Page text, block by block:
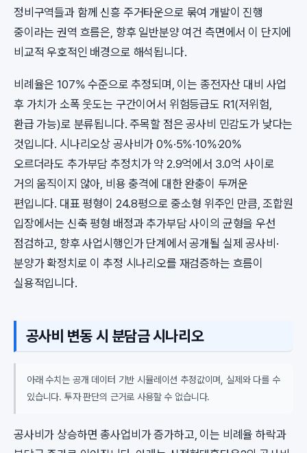
정비구역들과 함께 신흥 주거타운으로 묶여 개발이 진행
중이라는 권역 흐름은, 향후 일반분양 여건 측면에서 이 단지에
비교적 우호적인 배경으로 해석됩니다.
비례율은 107% 수준으로 추정되며, 이는 종전자산 대비 사업
후 가치가 소폭 웃도는 구간이어서 위험등급도 R1(저위험,
환급 가능)로 분류됩니다. 주목할 점은 공사비 민감도가 낮다는
것입니다. 시나리오상 공사비가 0%·5%·10%·20%
오르더라도 추가부담 추정치가 약 2.9억에서 3.0억 사이로
거의 움직이지 않아, 비용 충격에 대한 완충이 두꺼운
편입니다. 대표 평형이 24.8평으로 중소형 위주인 만큼, 조합원
입장에서는 신축 평형 배정과 추가부담 사이의 균형을 우선
점검하고, 향후 사업시행인가 단계에서 공개될 실제 공사비·
분양가 확정치로 이 추정 시나리오를 재검증하는 흐름이
실용적입니다.
공사비 변동 시 분담금 시나리오
아래 수치는 공개 데이터 기반 시뮬레이션 추정값이며, 실제와 다를 수
있습니다. 투자 판단의 근거로 사용할 수 없습니다.
공사비가 상승하면 총사업비가 증가하고, 이는 비례율 하락과